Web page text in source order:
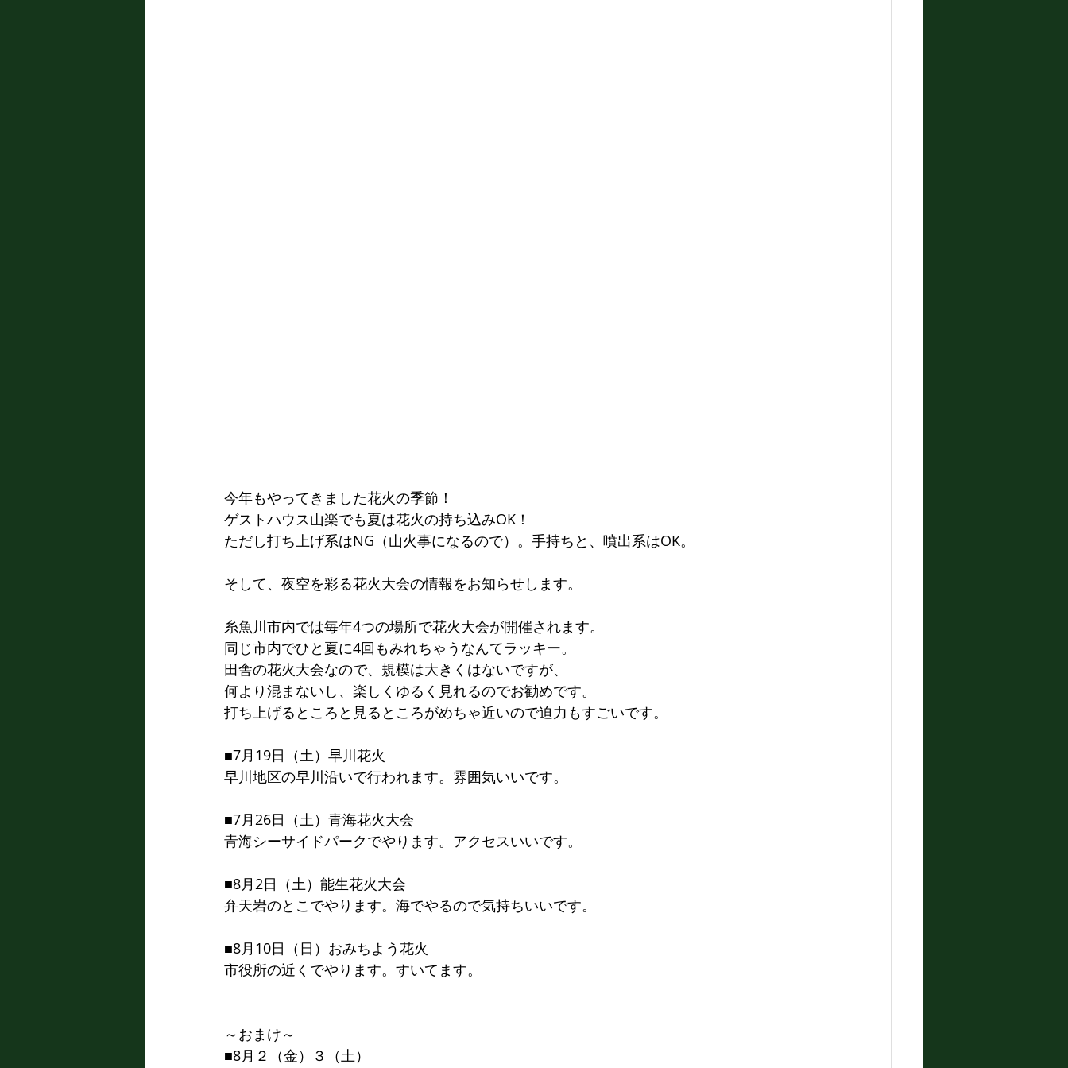
今年もやってきました花火の季節！
ゲストハウス山楽でも夏は花火の持ち込みOK！
ただし打ち上げ系はNG（山火事になるので）。手持ちと、噴出系はOK。
そして、夜空を彩る花火大会の情報をお知らせします。
糸魚川市内では毎年4つの場所で花火大会が開催されます。
同じ市内でひと夏に4回もみれちゃうなんてラッキー。
田舎の花火大会なので、規模は大きくはないですが、
何より混まないし、楽しくゆるく見れるのでお勧めです。
打ち上げるところと見るところがめちゃ近いので迫力もすごいです。
■7月19日（土）早川花火
早川地区の早川沿いで行われます。雰囲気いいです。
■7月26日（土）青海花火大会
青海シーサイドパークでやります。アクセスいいです。
■8月2日（土） 能生花火大会
弁天岩のとこでやります。海でやるので気持ちいいです。
■8月10日（ 日 ） おみちよう花火
市役所の近くでやります。すいてます。
～おまけ～
■8月２（金）３（土）